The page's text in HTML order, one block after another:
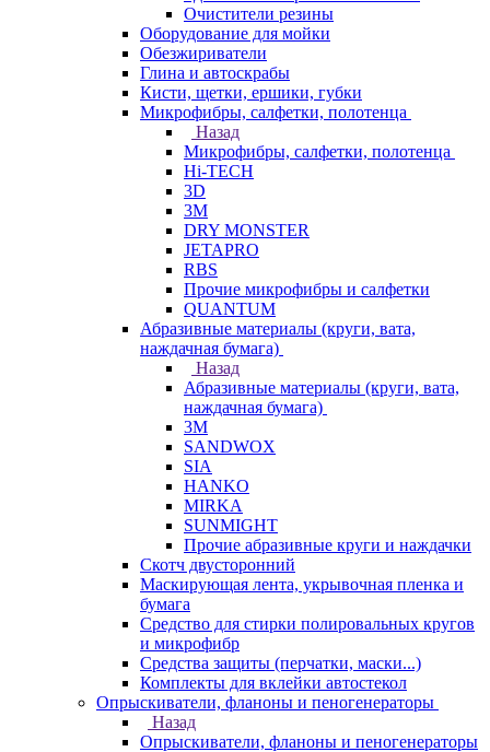
Очистители резины
Оборудование для мойки
Обезжириватели
Глина и автоскрабы
Кисти, щетки, ершики, губки
Микрофибры, салфетки, полотенца
Назад
Микрофибры, салфетки, полотенца
Hi-TECH
3D
3М
DRY MONSTER
JETAPRO
RBS
Прочие микрофибры и салфетки
QUANTUM
Абразивные материалы (круги, вата,
наждачная бумага)
Назад
Абразивные материалы (круги, вата,
наждачная бумага)
3М
SANDWOX
SIA
HANKO
MIRKA
SUNMIGHT
Прочие абразивные круги и наждачки
Скотч двусторонний
Маскирующая лента, укрывочная пленка и
бумага
Средство для стирки полировальных кругов
и микрофибр
Средства защиты (перчатки, маски...)
Комплекты для вклейки автостекол
Опрыскиватели, фланоны и пеногенераторы
Назад
Опрыскиватели, фланоны и пеногенераторы